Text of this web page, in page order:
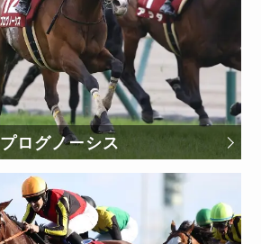
プログノーシス